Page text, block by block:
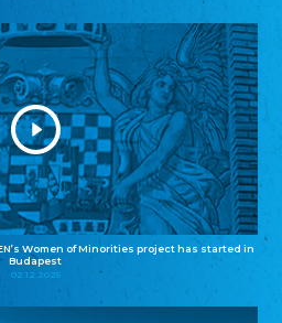
Women of Minorities project has started in
Budapest
02.12.2025